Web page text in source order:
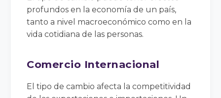
profundos en la economía de un país,
tanto a nivel macroeconómico como en la
vida cotidiana de las personas.
Comercio Internacional
El tipo de cambio afecta la competitividad